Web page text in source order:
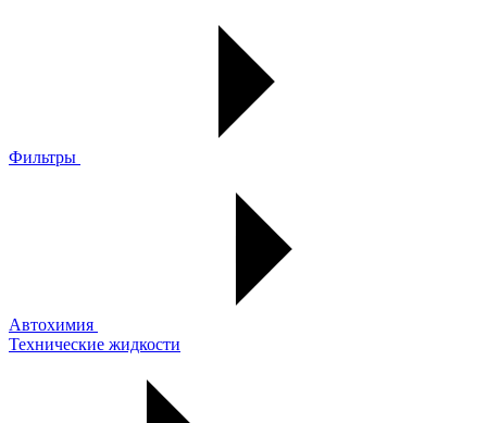
Фильтры
Автохимия
Технические жидкости